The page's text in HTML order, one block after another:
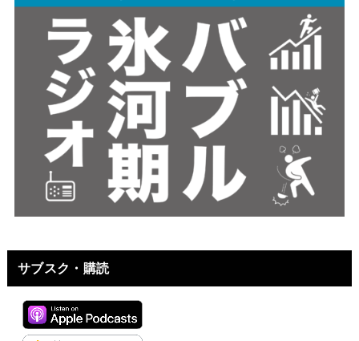
サブスク・購読